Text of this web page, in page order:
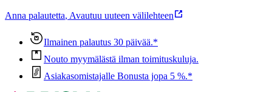
Anna palautetta, Avautuu uuteen välilehteen
Ilmainen palautus 30 päivää.*
Nouto myymälästä ilman toimituskuluja.
Asiakasomistajalle Bonusta jopa 5 %.*